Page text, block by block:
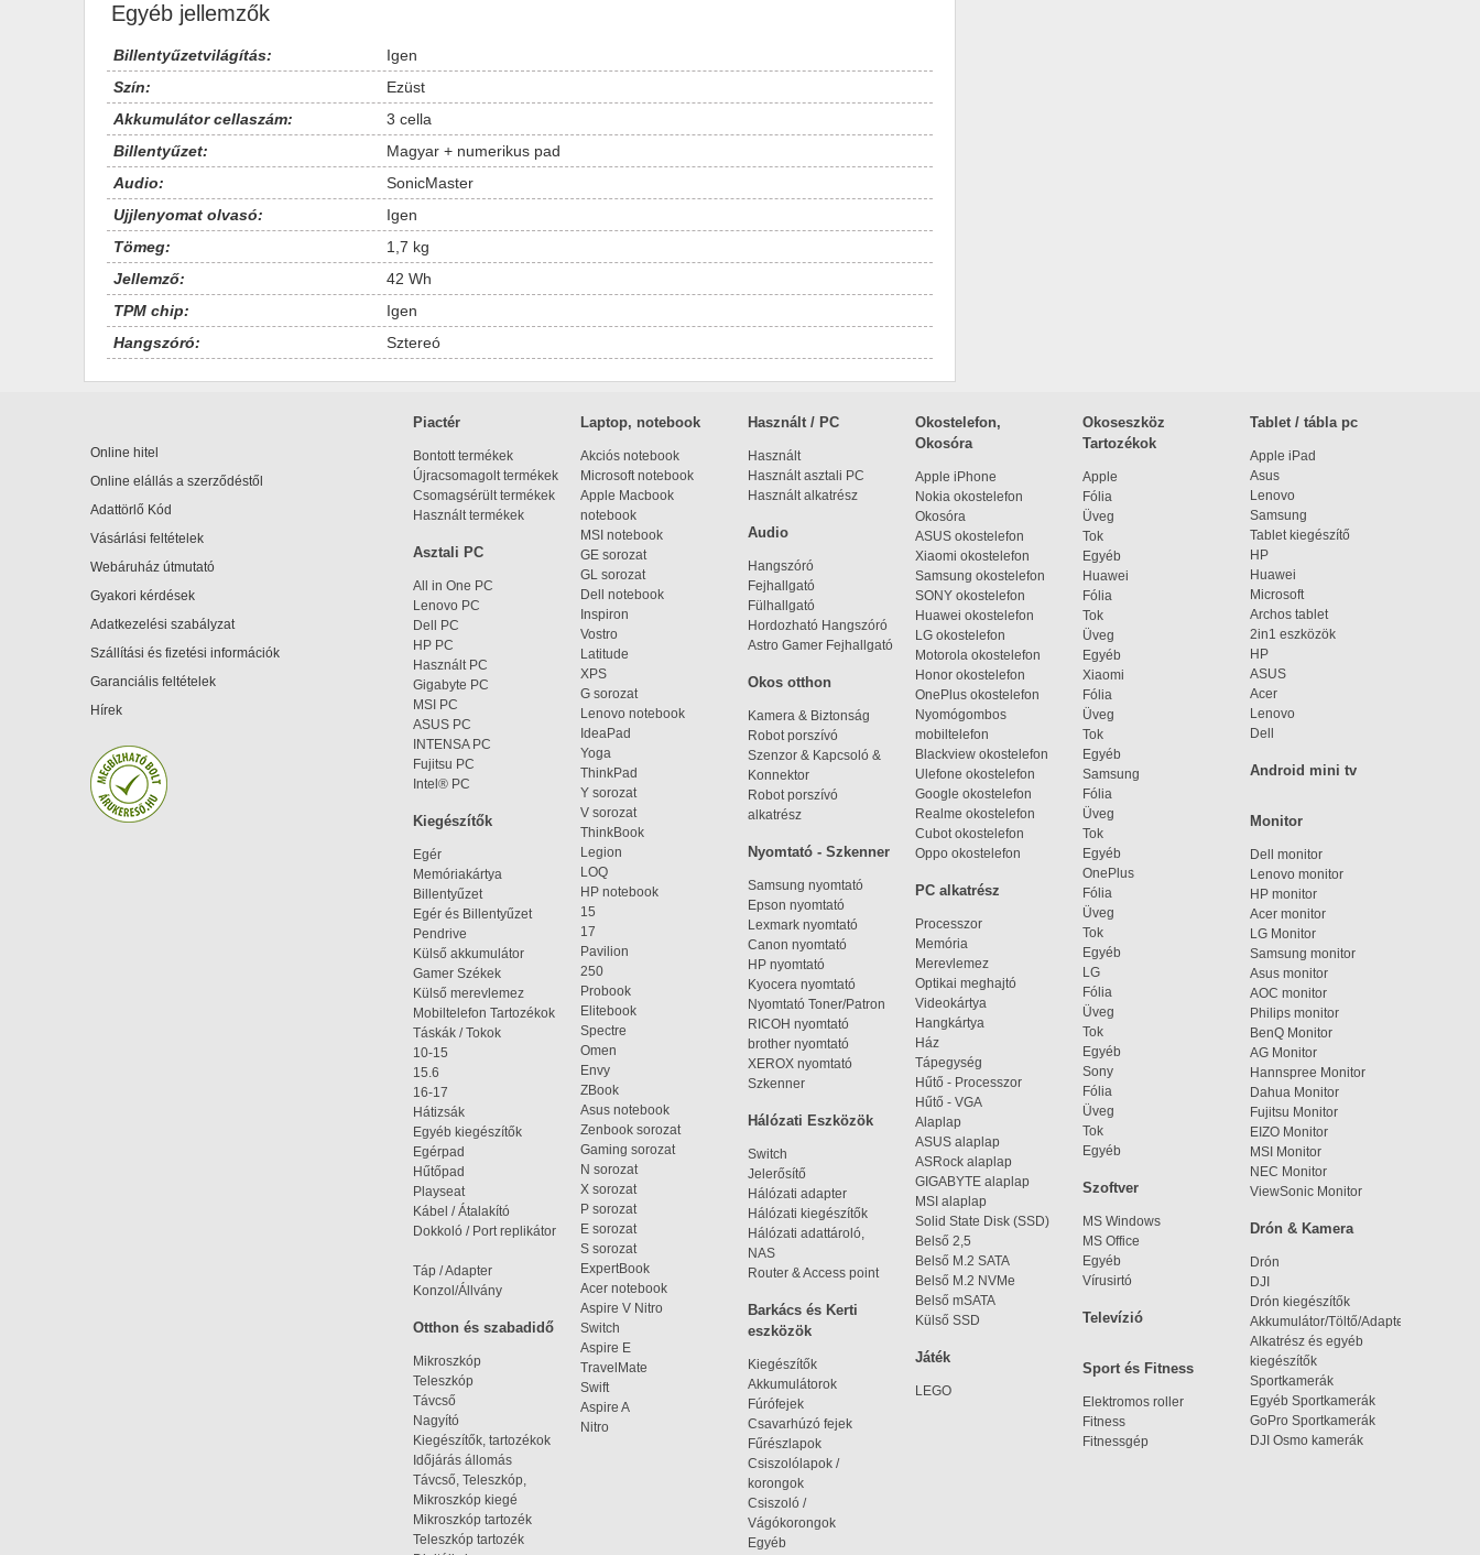
Egyéb jellemzők
Billentyűzetvilágítás:
Igen
Szín:
Ezüst
Akkumulátor cellaszám:
3 cella
Billentyűzet:
Magyar + numerikus pad
Audio:
SonicMaster
Ujjlenyomat olvasó:
Igen
Tömeg:
1,7 kg
Jellemző:
42 Wh
TPM chip:
Igen
Hangszóró:
Sztereó
Online hitel
Online elállás a szerződéstől
Adattörlő Kód
Vásárlási feltételek
Webáruház útmutató
Gyakori kérdések
Adatkezelési szabályzat
Szállítási és fizetési információk
Garanciális feltételek
Hírek
Piactér
Bontott termékek
Újracsomagolt termékek
Csomagsérült termékek
Használt termékek
Laptop, notebook
Akciós notebook
Microsoft notebook
Apple Macbook
notebook
MSI notebook
GE sorozat
GL sorozat
Dell notebook
Inspiron
Vostro
Latitude
XPS
G sorozat
Lenovo notebook
IdeaPad
Yoga
ThinkPad
Y sorozat
V sorozat
ThinkBook
Legion
LOQ
HP notebook
15
17
Pavilion
250
Probook
Elitebook
Spectre
Omen
Envy
ZBook
Asus notebook
Zenbook sorozat
Gaming sorozat
N sorozat
X sorozat
P sorozat
E sorozat
S sorozat
ExpertBook
Acer notebook
Aspire V Nitro
Switch
Aspire E
TravelMate
Swift
Aspire A
Nitro
Használt / PC
Használt
Használt asztali PC
Használt alkatrész
Okostelefon,
Okosóra
Apple iPhone
Nokia okostelefon
Okosóra
ASUS okostelefon
Xiaomi okostelefon
Samsung okostelefon
SONY okostelefon
Huawei okostelefon
LG okostelefon
Motorola okostelefon
Honor okostelefon
OnePlus okostelefon
Nyomógombos
mobiltelefon
Blackview okostelefon
Ulefone okostelefon
Google okostelefon
Realme okostelefon
Cubot okostelefon
Oppo okostelefon
Okoseszköz
Tartozékok
Apple
Fólia
Üveg
Tok
Egyéb
Huawei
Fólia
Tok
Üveg
Egyéb
Xiaomi
Fólia
Üveg
Tok
Egyéb
Samsung
Fólia
Üveg
Tok
Egyéb
OnePlus
Fólia
Üveg
Tok
Egyéb
LG
Fólia
Üveg
Tok
Egyéb
Sony
Fólia
Üveg
Tok
Egyéb
Tablet / tábla pc
Apple iPad
Asus
Lenovo
Samsung
Tablet kiegészítő
HP
Huawei
Microsoft
Archos tablet
2in1 eszközök
HP
ASUS
Acer
Lenovo
Dell
Audio
Hangszóró
Fejhallgató
Fülhallgató
Hordozható Hangszóró
Astro Gamer Fejhallgató
Asztali PC
All in One PC
Lenovo PC
Dell PC
HP PC
Használt PC
Gigabyte PC
MSI PC
ASUS PC
INTENSA PC
Fujitsu PC
Intel® PC
Okos otthon
Kamera & Biztonság
Robot porszívó
Szenzor & Kapcsoló &
Konnektor
Robot porszívó
alkatrész
Android mini tv
Kiegészítők
Egér
Memóriakártya
Billentyűzet
Egér és Billentyűzet
Pendrive
Külső akkumulátor
Gamer Székek
Külső merevlemez
Mobiltelefon Tartozékok
Táskák / Tokok
10-15
15.6
16-17
Hátizsák
Egyéb kiegészítők
Egérpad
Hűtőpad
Playseat
Kábel / Átalakító
Dokkoló / Port replikátor
Táp / Adapter
Konzol/Állvány
Monitor
Dell monitor
Lenovo monitor
HP monitor
Acer monitor
LG Monitor
Samsung monitor
Asus monitor
AOC monitor
Philips monitor
BenQ Monitor
AG Monitor
Hannspree Monitor
Dahua Monitor
Fujitsu Monitor
EIZO Monitor
MSI Monitor
NEC Monitor
ViewSonic Monitor
Nyomtató - Szkenner
Samsung nyomtató
Epson nyomtató
Lexmark nyomtató
Canon nyomtató
HP nyomtató
Kyocera nyomtató
Nyomtató Toner/Patron
RICOH nyomtató
brother nyomtató
XEROX nyomtató
Szkenner
PC alkatrész
Processzor
Memória
Merevlemez
Optikai meghajtó
Videokártya
Hangkártya
Ház
Tápegység
Hűtő - Processzor
Hűtő - VGA
Alaplap
ASUS alaplap
ASRock alaplap
GIGABYTE alaplap
MSI alaplap
Solid State Disk (SSD)
Belső 2,5
Belső M.2 SATA
Belső M.2 NVMe
Belső mSATA
Külső SSD
Hálózati Eszközök
Switch
Jelerősítő
Hálózati adapter
Hálózati kiegészítők
Hálózati adattároló,
NAS
Router & Access point
Szoftver
MS Windows
MS Office
Egyéb
Vírusirtó
Drón & Kamera
Drón
DJI
Drón kiegészítők
Akkumulátor/Töltő/Adapter
Alkatrész és egyéb
kiegészítők
Sportkamerák
Egyéb Sportkamerák
GoPro Sportkamerák
DJI Osmo kamerák
Barkács és Kerti
eszközök
Kiegészítők
Akkumulátorok
Fúrófejek
Csavarhúzó fejek
Fűrészlapok
Csiszolólapok /
korongok
Csiszoló /
Vágókorongok
Egyéb
Televízió
Otthon és szabadidő
Mikroszkóp
Teleszkóp
Távcső
Nagyító
Kiegészítők, tartozékok
Időjárás állomás
Távcső, Teleszkóp,
Mikroszkóp kiegé
Mikroszkóp tartozék
Teleszkóp tartozék
Játék
LEGO
Sport és Fitness
Elektromos roller
Fitness
Fitnessgép